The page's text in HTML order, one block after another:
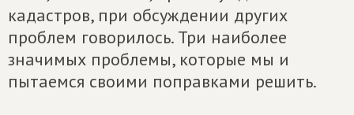
кадастров, при обсуждении других
проблем говорилось. Три наиболее
значимых проблемы, которые мы и
пытаемся своими поправками решить.